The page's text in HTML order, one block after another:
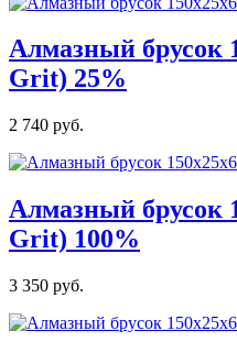
Алмазный брусок
Grit) 25%
2 740 руб.
Алмазный брусок
Grit) 100%
3 350 руб.